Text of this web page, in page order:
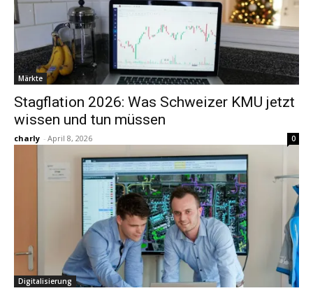
Märkte
Stagflation 2026: Was Schweizer KMU jetzt
wissen und tun müssen
charly - April 8, 2026 0
Digitalisierung